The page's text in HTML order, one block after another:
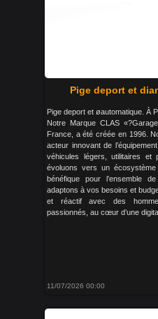
Pige deport et
Pige deport et øautomatique. À
Notre Marque CLAS
France, a été créée en 1996.
acteur innovant de
véhicules légers, utilitaires et
évoluons vers un écosystème
bénéfique pour l’ensemble
adaptons à vos besoins et
et réactif avec des
passionnés, au cœur d’une
11/07/2026 00:00